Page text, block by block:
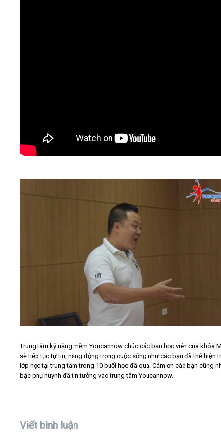
Trung tâm kỹ năng mềm Youcannow chúc các bạn học viên của khóa
sẽ tiếp tục tự tin, năng động trong cuộc sống như các bạn đã thể hiện
lớp học tại trung tâm trong 10 buổi học đã qua. Cảm ơn các bạn cũng
bậc phụ huynh đã tin tưởng vào trung tâm Youcannow.
Viết bình luận